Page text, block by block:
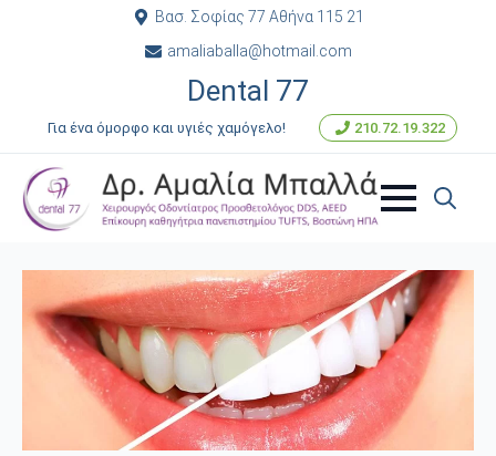
Βασ. Σοφίας 77 Αθήνα 115 21
amaliaballa@hotmail.com
Dental 77
Για ένα όμορφο και υγιές χαμόγελο! 210.72.19.322